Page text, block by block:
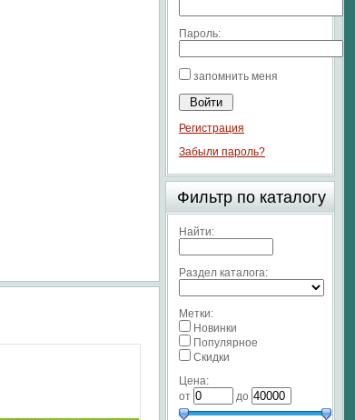
Пароль:
запомнить меня
Регистрация
Забыли пароль?
Фильтр по каталогу
Найти:
Раздел каталога:
Метки:
Новинки
Популярное
Скидки
Цена:
от
до